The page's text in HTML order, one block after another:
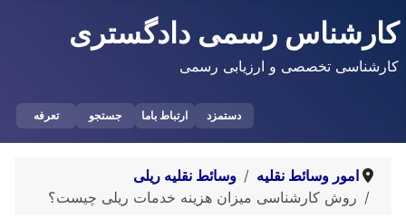
کارشناس رسمی دادگستری
کارشناسی تخصصی و ارزیابی رسمی
دستمزد ارتباط باما جستجو تعرفه
امور وسائط نقلیه
وسائط نقلیه ریلی
روش کارشناسی میزان هزینه خدمات ریلی چیست؟